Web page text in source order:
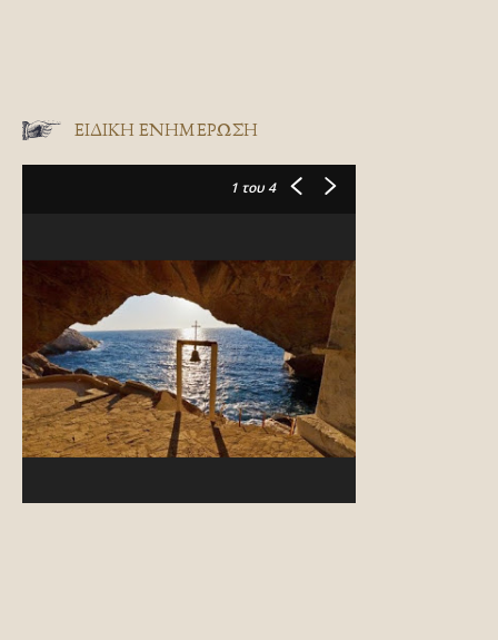
ΕΙΔΙΚΉ ΕΝΗΜΈΡΩΣΗ
1 του 4